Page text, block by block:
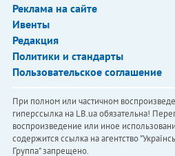
Реклама на сайте
Ивенты
Редакция
Политики и стандарты
Пользовательское соглашение
При полном или частичном
гиперссылка на LB.ua обязательна!
воспроизведение или иное
содержится ссылка на агентство
Группа" запрещено.